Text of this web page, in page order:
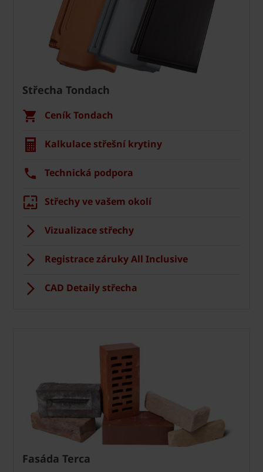
Střecha Tondach
Ceník Tondach
Kalkulace střešní krytiny
Technická podpora
Střechy ve vašem okolí
Vizualizace střechy
Registrace záruky All Inclusive
CAD Detaily střecha
Fasáda Terca